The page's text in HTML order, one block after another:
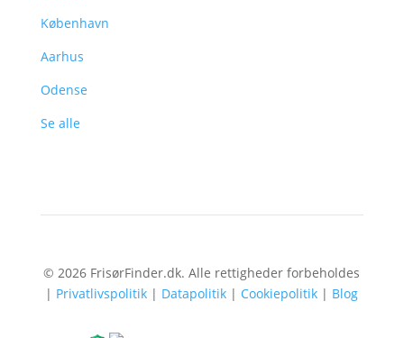
København
Aarhus
Odense
Se alle
© 2026 FrisørFinder.dk. Alle rettigheder forbeholdes
| Privatlivspolitik | Datapolitik | Cookiepolitik | Blog